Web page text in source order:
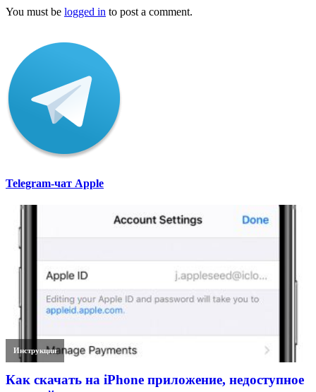
You must be logged in to post a comment.
Telegram-чат Apple
Инструкции
Как скачать на iPhone приложение, недоступное